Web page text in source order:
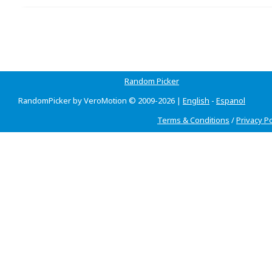
Random Picker
RandomPicker by VeroMotion © 2009-2026 | English - Espanol
Terms & Conditions /Privacy